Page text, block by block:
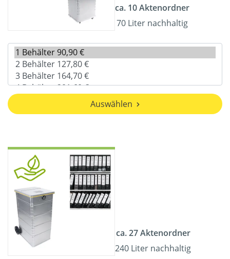
ca. 10 Aktenordner
70 Liter nachhaltig
Auswählen
ca. 27 Aktenordner
240 Liter nachhaltig